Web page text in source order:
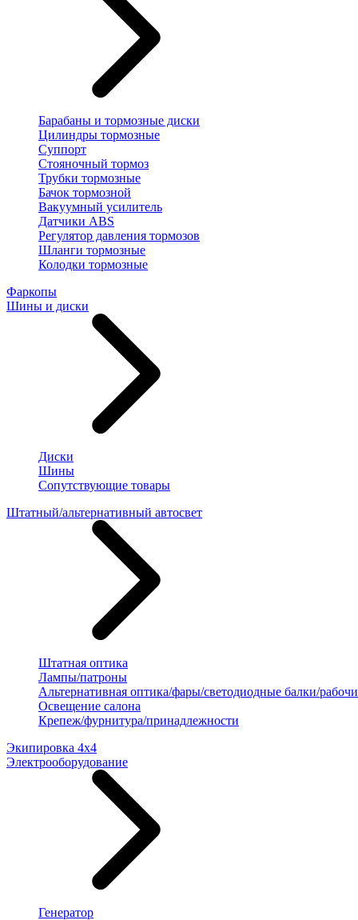
Барабаны и тормозные диски
Цилиндры тормозные
Суппорт
Стояночный тормоз
Трубки тормозные
Бачок тормозной
Вакуумный усилитель
Датчики ABS
Регулятор давления тормозов
Шланги тормозные
Колодки тормозные
Фаркопы
Шины и диски
Диски
Шины
Сопутствующие товары
Штатный/альтернативный автосвет
Штатная оптика
Лампы/патроны
Альтернативная оптика/фары/светодиодные балки/
Освещение салона
Крепеж/фурнитура/принадлежности
Экипировка 4х4
Электрооборудование
Генератор